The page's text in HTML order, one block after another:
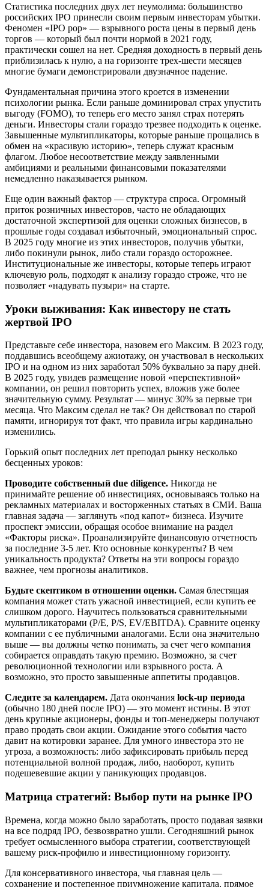
Статистика последних двух лет неумолима: большинство
российских IPO принесли своим первым инвесторам убытки.
Феномен «IPO pop» — взрывного роста цены в первый день
торгов — который был почти нормой в 2021 году,
практически сошел на нет. Средняя доходность в первый день
приблизилась к нулю, а на горизонте трех-шести месяцев
многие бумаги демонстрировали двузначное падение.
Фундаментальная причина этого кроется в изменении
психологии рынка. Если раньше доминировал страх упустить
выгоду (FOMO), то теперь его место занял страх потерять
деньги. Инвесторы стали гораздо трезвее подходить к оценке.
Завышенные мультипликаторы, которые раньше прощались в
обмен на «красивую историю», теперь служат красным
флагом. Любое несоответствие между заявленными
амбициями и реальными финансовыми показателями
немедленно наказывается рынком.
Еще один важный фактор — структура спроса. Огромный
приток розничных инвесторов, часто не обладающих
достаточной экспертизой для оценки сложных бизнесов, в
прошлые годы создавал избыточный, эмоциональный спрос.
В 2025 году многие из этих инвесторов, получив убытки,
либо покинули рынок, либо стали гораздо осторожнее.
Институциональные же инвесторы, которые теперь играют
ключевую роль, подходят к анализу гораздо строже, что не
позволяет «надувать пузыри» на старте.
Уроки выживания: Как инвестору не стать
жертвой IPO
Представьте себе инвестора, назовем его Максим. В 2023 году,
поддавшись всеобщему ажиотажу, он участвовал в нескольких
IPO и на одном из них заработал 50% буквально за пару дней.
В 2025 году, увидев размещение новой «перспективной»
компании, он решил повторить успех, вложив уже более
значительную сумму. Результат — минус 30% за первые три
месяца. Что Максим сделал не так? Он действовал по старой
памяти, игнорируя тот факт, что правила игры кардинально
изменились.
Горький опыт последних лет преподал рынку несколько
бесценных уроков:
Проводите собственный due diligence. Никогда не
принимайте решение об инвестициях, основываясь только на
рекламных материалах и восторженных статьях в СМИ. Ваша
главная задача — заглянуть «под капот» бизнеса. Изучите
проспект эмиссии, обращая особое внимание на раздел
«Факторы риска». Проанализируйте финансовую отчетность
за последние 3-5 лет. Кто основные конкуренты? В чем
уникальность продукта? Ответы на эти вопросы гораздо
важнее, чем прогнозы аналитиков.
Будьте скептиком в отношении оценки. Самая блестящая
компания может стать ужасной инвестицией, если купить ее
слишком дорого. Научитесь пользоваться сравнительными
мультипликаторами (P/E, P/S, EV/EBITDA). Сравните оценку
компании с ее публичными аналогами. Если она значительно
выше — вы должны четко понимать, за счет чего компания
собирается оправдать такую премию. Возможно, за счет
революционной технологии или взрывного роста. А
возможно, это просто завышенные аппетиты продавцов.
Следите за календарем. Дата окончания lock-up периода
(обычно 180 дней после IPO) — это момент истины. В этот
день крупные акционеры, фонды и топ-менеджеры получают
право продать свои акции. Ожидание этого события часто
давит на котировки заранее. Для умного инвестора это не
угроза, а возможность: либо зафиксировать прибыль перед
потенциальной волной продаж, либо, наоборот, купить
подешевевшие акции у паникующих продавцов.
Матрица стратегий: Выбор пути на рынке IPO
Времена, когда можно было заработать, просто подавая заявки
на все подряд IPO, безвозвратно ушли. Сегодняшний рынок
требует осмысленного выбора стратегии, соответствующей
вашему риск-профилю и инвестиционному горизонту.
Для консервативного инвестора, чья главная цель —
сохранение и постепенное приумножение капитала, прямое